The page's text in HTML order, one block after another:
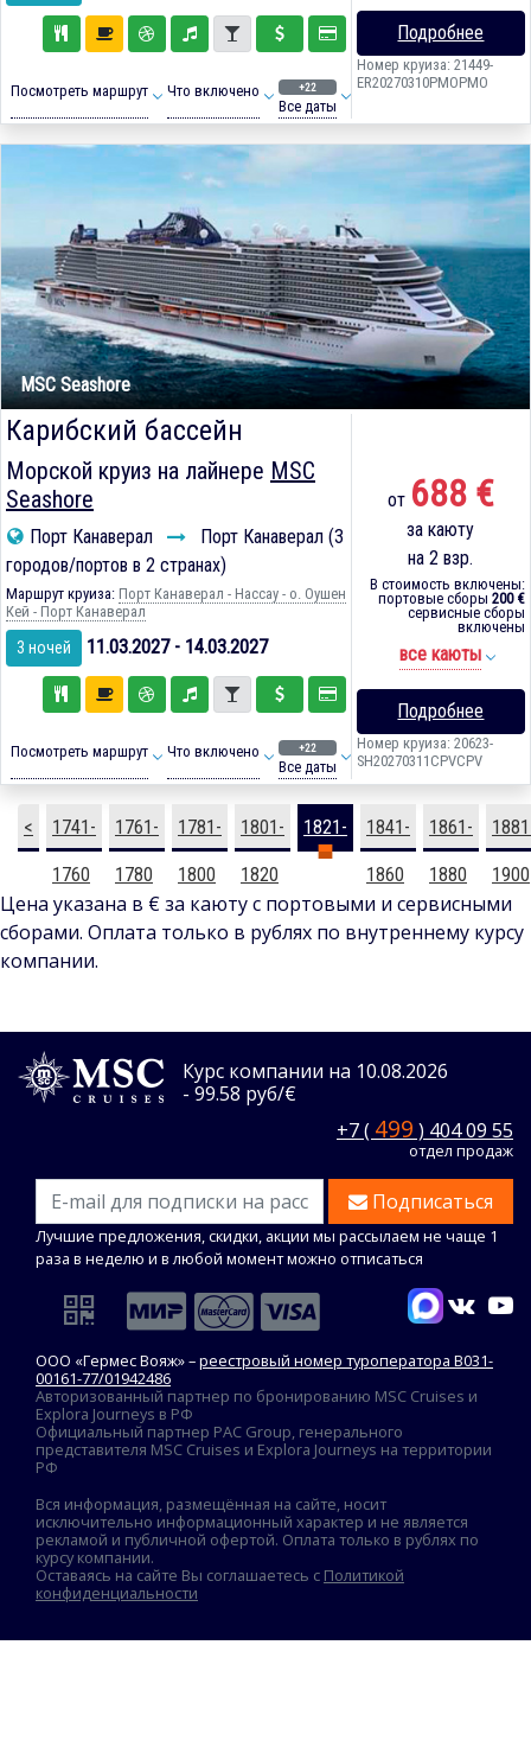
Посмотреть маршрут Что включено +22
Все даты
Подробнее
Номер круиза: 21449-
ER20270310PMOPMO
MSC Seashore
Карибский бассейн
Морской круиз на лайнере MSC
Seashore
Порт Канаверал
Порт Канаверал (3
городов/портов в 2 странах)
Маршрут круиза: Порт Канаверал - Нассау - о. Оушен
Кей - Порт Канаверал
3 ночей 11.03.2027 - 14.03.2027
Посмотреть маршрут Что включено +22
Все даты
от 688 €
за каюту
на 2 взр.
В стоимость включены:
портовые сборы 200 €
сервисные сборы
включены
все каюты
Подробнее
Номер круиза: 20623-
SH20270311CPVCPV
< 1741-
1760
1761-
1780
1781-
1800
1801-
1820
1821- 1841-
1860
1861-
1880 1900
Цена указана в € за каюту с портовыми и сервисными
сборами. Оплата только в рублях по внутреннему курсу
компании.
Курс компании на 10.08.2026
- 99.58 руб/€
+7 ( 499 ) 404 09 55
отдел продаж
Подписаться
Лучшие предложения, скидки, акции мы рассылаем не чаще 1
раза в неделю и в любой момент можно отписаться
ООО «Гермес Вояж» –реестровый номер туроператора В031-
00161-77/01942486
Авторизованный партнер по бронированию MSC Cruises и
Explora Journeys в РФ
Официальный партнер PAC Group, генерального
представителя MSC Cruises и Explora Journeys на территории
РФ
Вся информация, размещённая на сайте, носит
исключительно информационный характер и не является
рекламой и публичной офертой. Оплата только в рублях по
курсу компании.
Оставаясь на сайте Вы соглашаетесь с Политикой
конфиденциальности